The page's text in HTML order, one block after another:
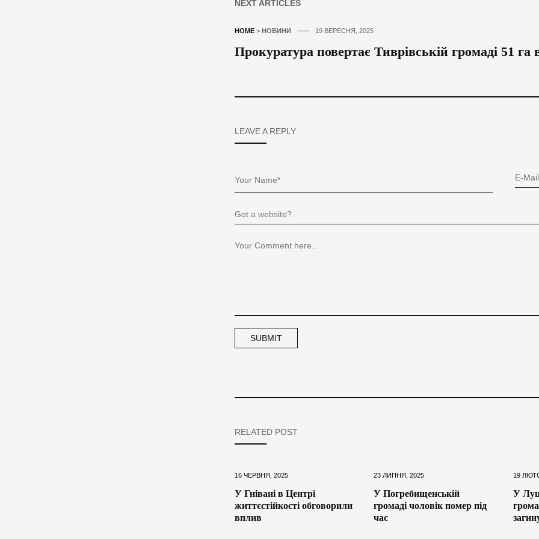
NEXT ARTICLES
HOME> НОВИНИ 19 ВЕРЕСНЯ, 2025
Прокуратура повертає Тиврівській громаді 51 га
LEAVE A REPLY
RELATED POST
16 ЧЕРВНЯ, 2025
У Гнівані в Центрі
життєстійкості обговорили
вплив
23 ЛИПНЯ, 2025
У Погребищенській
громаді чоловік помер під
час
19
У